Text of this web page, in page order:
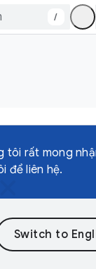
/
tôi rất mong
để liên hệ.